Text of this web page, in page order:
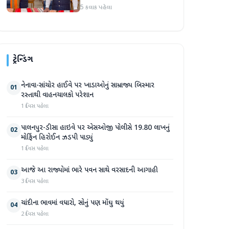
હાથવણાટ દિવસ પર
5 કલાક પહેલા
ટ્રેન્ડિંગ
01 નેનાવા-સાંચોર હાઈવે પર ખાડાઓનું સામ્રાજ્ય બિસ્માર
રસ્તાથી વાહનચાલકો પરેશાન
1 દિવસ પહેલા
02 પાલનપુર-ડીસા હાઇવે પર એસઓજી પોલીસે 19.80 લાખનું
મોર્ફિન હિરોઈન ઝડપી પાડ્યું
1 દિવસ પહેલા
03 આજે આ રાજ્યોમાં ભારે પવન સાથે વરસાદની આગાહી
3 દિવસ પહેલા
04 ચાંદીના ભાવમાં વધારો, સોનું પણ મોંઘુ થયું
2 દિવસ પહેલા